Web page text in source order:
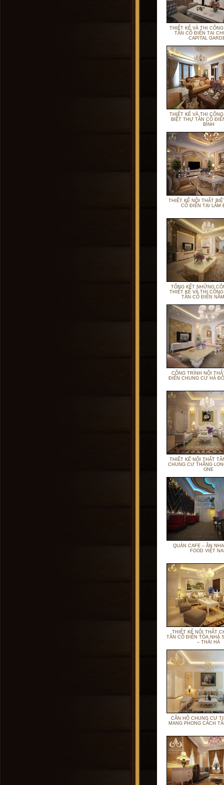
THIẾT KẾ VÀ THI
TÂN CỔ ĐIỂN TẠI
CAPITAL
THIẾT KẾ VÀ THI
BIỆT THỰ TÂN CỔ
BÌNH
THIẾT KẾ NỘI THẤT
CỔ ĐIỂN TẠI LÂM
TỔNG KẾT NHỮNG
THIẾT KỂ VÀ THI
TÂN CỔ ĐIỂN
CÔNG TRÌNH NỘI
ĐIỂN CHUNG CƯ HÀ
THIẾT KẾ NỘI THẤT
CHUNG CƯ THĂNG
ONE
QUÁN CAFE – ĂN
FOOD VIỆT
THIẾT KẾ NỘI THẤT
TÂN CỔ ĐIỂN TÒA NHÀ
– THÁI HÀ
CĂN HỘ CHUNG CƯ
MANG PHONG CÁCH